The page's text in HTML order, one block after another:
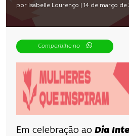
por Isabelle Lourenço | 14 de março de
Compartilhe no
Em celebração ao Dia